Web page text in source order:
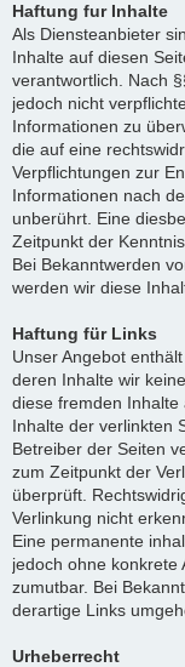
Haftung fur Inhalte
Als Diensteanbieter
Inhalte auf diesen
verantwortlich. Nach
jedoch nicht
Informationen zu
die auf eine
Verpflichtungen zur
Informationen nach
unberührt. Eine
Zeitpunkt der
Bei Bekanntwerden
werden wir diese
Haftung für Links
Unser Angebot
deren Inhalte wir
diese fremden
Inhalte der verlinkten
Betreiber der Seiten
zum Zeitpunkt der
überprüft.
Verlinkung nicht
Eine permanente
jedoch ohne konkrete
zumutbar. Bei
derartige Links
Urheberrecht